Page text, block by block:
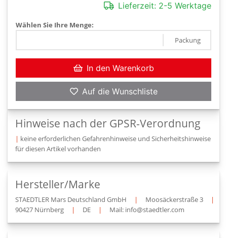
Lieferzeit: 2-5 Werktage
Wählen Sie Ihre Menge:
Packung
In den Warenkorb
Auf die Wunschliste
Hinweise nach der GPSR-Verordnung
| keine erforderlichen Gefahrenhinweise und Sicherheitshinweise
für diesen Artikel vorhanden
Hersteller/Marke
STAEDTLER Mars Deutschland GmbH | Moosäckerstraße 3
|
90427 Nürnberg
| DE | Mail: info@staedtler.com